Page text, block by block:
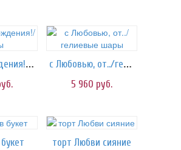
С днём рождения!/шары с Любовью, от../гелиевые шары
5 960 руб.
торт Любви сияние